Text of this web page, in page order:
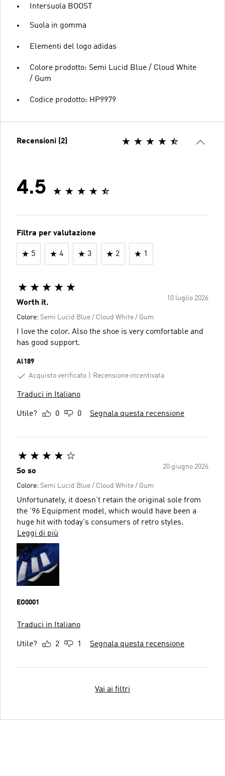
Intersuola BOOST
Suola in gomma
Elementi del logo adidas
Colore prodotto: Semi Lucid Blue / Cloud White
/ Gum
Codice prodotto: HP9979
Recensioni (2)
4.5
Filtra per valutazione
5 4 3 2 1
10 luglio 2026
Worth it.
Colore: Semi Lucid Blue / Cloud White / Gum
I love the color. Also the shoe is very comfortable and
has good support.
Al189
Acquisto verificato
Recensione incentivata
Traduci in Italiano
Utile? 0 0 Segnala questa recensione
20 giugno 2026
So so
Colore: Semi Lucid Blue / Cloud White / Gum
Unfortunately, it doesn't retain the original sole from
the '96 Equipment model, which would have been a
huge hit with today's consumers of retro styles.
Leggi di più
EO0001
Traduci in Italiano
Utile? 2 1 Segnala questa recensione
Vai ai filtri